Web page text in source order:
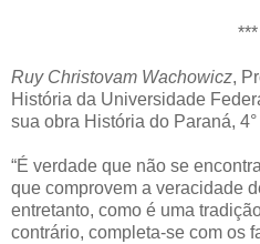
***
Ruy Christovam Wachowicz,
História da Universidade
sua obra História do Paraná,
“É verdade que não se
que comprovem a veracidade
entretanto, como é uma
contrário, completa-se com os